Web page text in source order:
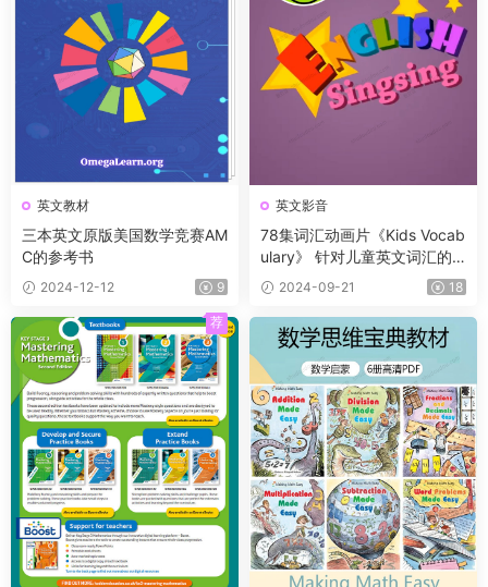
英文教材
三本英文原版美国数学竞赛AM
C的参考书
2024-12-12 9
英文影音
78集词汇动画片《Kids Vocab
ulary》 针对儿童英文词汇的
学习资源
2024-09-21 18
荐